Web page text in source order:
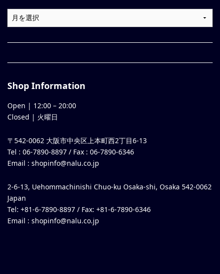
Shop Information
Open | 12:00 – 20:00
Closed | 火曜日
〒542-0062 大阪市中央区上本町西2丁目6-13
Tel : 06-7890-8897 / Fax : 06-7890-6346
Email : shopinfo@nalu.co.jp
2-6-13, Uehommachinishi Chuo-ku Osaka-shi, Osaka 542-0062
Japan
Tel: +81-6-7890-8897 / Fax: +81-6-7890-6346
Email : shopinfo@nalu.co.jp